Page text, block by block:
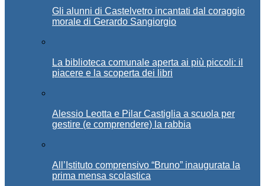
Gli alunni di Castelvetro incantati dal coraggio
morale di Gerardo Sangiorgio
La biblioteca comunale aperta ai più piccoli: il
piacere e la scoperta dei libri
Alessio Leotta e Pilar Castiglia a scuola per
gestire (e comprendere) la rabbia
All’Istituto comprensivo “Bruno” inaugurata la
prima mensa scolastica